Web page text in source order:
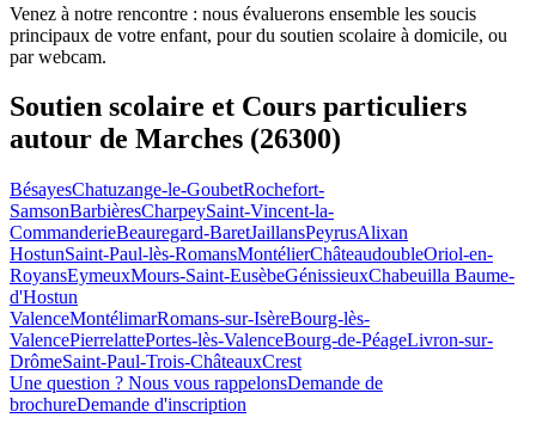
Venez à notre rencontre : nous évaluerons ensemble les soucis
principaux de votre enfant, pour du soutien scolaire à domicile, ou
par webcam.
Soutien scolaire et Cours particuliers
autour de Marches (26300)
BésayesChatuzange-le-GoubetRochefort-
SamsonBarbièresCharpeySaint-Vincent-la-
CommanderieBeauregard-BaretJaillansPeyrusAlixan
HostunSaint-Paul-lès-RomansMontélierChâteaudoubleOriol-en-
RoyansEymeuxMours-Saint-EusèbeGénissieuxChabeuilla Baume-
d'Hostun
ValenceMontélimarRomans-sur-IsèreBourg-lès-
ValencePierrelattePortes-lès-ValenceBourg-de-PéageLivron-sur-
DrômeSaint-Paul-Trois-ChâteauxCrest
Une question ? Nous vous rappelonsDemande de
brochureDemande d'inscription